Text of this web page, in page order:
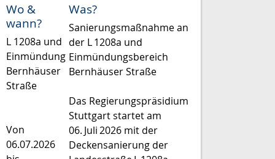
Wo &
wann?
L 1208a und
Einmündung
Bernhäuser
Straße
Von
06.07.2026
Was?
Sanierungsmaßnahme an
der L 1208a und
Einmündungsbereich
Bernhäuser Straße
Das Regierungspräsidium
Stuttgart startet am
06. Juli 2026 mit der
Deckensanierung der